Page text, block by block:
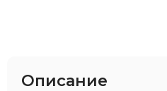
Описание